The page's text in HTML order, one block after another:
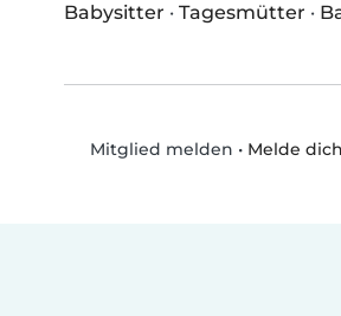
Babysitter · Tagesmütter ·
Mitglied melden • Melde